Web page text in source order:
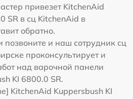
привезет KitchenAid
SR в сц KitchenAid в
обратно.
позвоните и наш сотрудник сц
проконсультирует и
над варочной панели
KI 6800.0 SR.
KitchenAid Kuppersbush KI